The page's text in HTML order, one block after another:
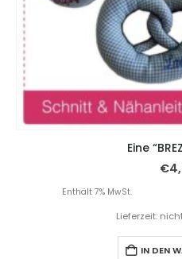
Eine
€
Enthält 7% MwSt.
Lieferzeit:
IN DEN